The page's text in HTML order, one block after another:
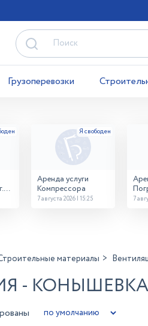
Грузоперевозки
Аренда услуги
Компрессора
7 августа 2026 | 15:25 7
материалы
- КОНЫШЕВКА